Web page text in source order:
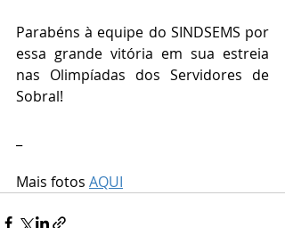
Parabéns à equipe do SINDSEMS por
essa grande vitória em sua estreia
nas Olimpíadas dos Servidores de
Sobral!
Mais fotos AQUI